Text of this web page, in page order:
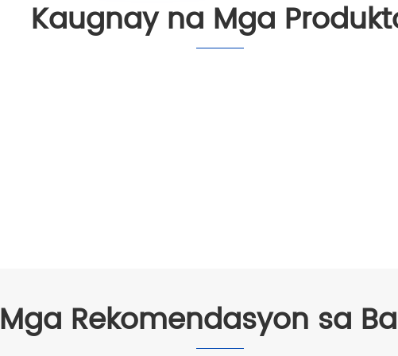
Kaugnay na Mga
Mga Rekomendasyon sa